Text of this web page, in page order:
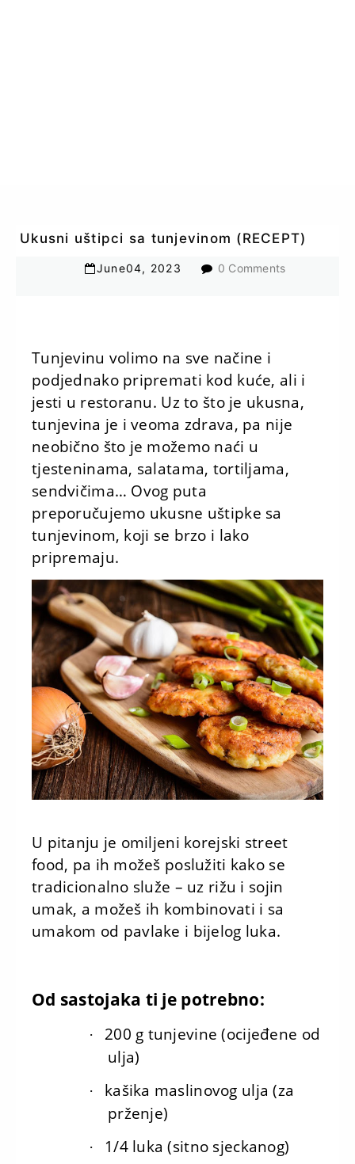
Ukusni uštipci sa tunjevinom (RECEPT)
June04, 2023 0 Comments
Tunjevinu volimo na sve načine i
podjednako pripremati kod kuće, ali i
jesti u restoranu. Uz to što je ukusna,
tunjevina je i veoma zdrava, pa nije
neobično što je možemo naći u
tjesteninama, salatama, tortiljama,
sendvičima… Ovog puta
preporučujemo ukusne uštipke sa
tunjevinom, koji se brzo i lako
pripremaju.
U pitanju je omiljeni korejski street
food, pa ih možeš poslužiti kako se
tradicionalno služe – uz rižu i sojin
umak, a možeš ih kombinovati i sa
umakom od pavlake i bijelog luka.
Od sastojaka ti je potrebno:
·
200 g tunjevine (ocijeđene od
ulja)
·
kašika maslinovog ulja (za
prženje)
· 1/4 luka (sitno sjeckanog)